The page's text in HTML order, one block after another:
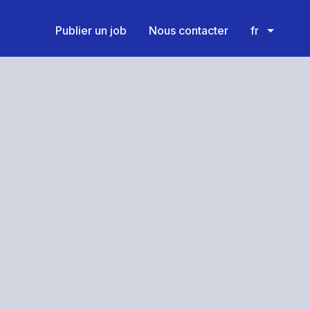
Publier un job Nous contacter fr